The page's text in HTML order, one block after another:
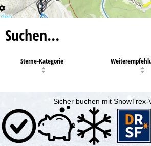
Suchen…
Sterne-Kategorie
Sicher buchen mit SnowTrex-